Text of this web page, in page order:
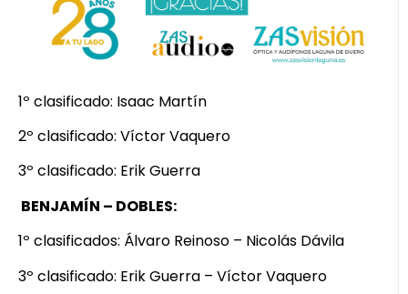
1º clasificado: Isaac Martín
2º clasificado: Víctor Vaquero
3º clasificado: Erik Guerra
BENJAMÍN – DOBLES:
1º clasificados: Álvaro Reinoso – Nicolás Dávila
3º clasificado: Erik Guerra – Víctor Vaquero